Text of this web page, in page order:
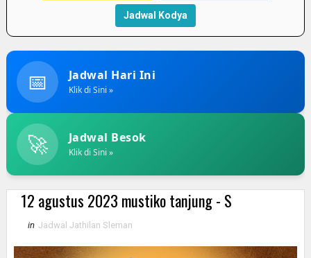
Jadwal Kodya
📅 Jadwal Hari Ini
Klik di Sini »
🚀 Jadwal Besok
Klik di Sini »
12 agustus 2023 mustiko tanjung - S
in Jadwal Jathilan Sleman